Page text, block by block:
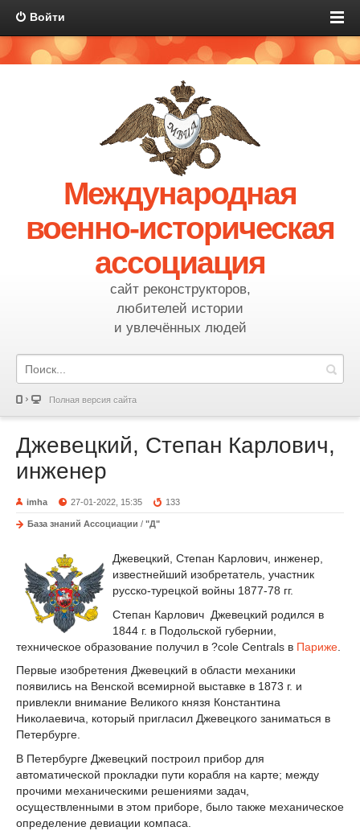
Войти
Международная
военно-историческая
ассоциация
сайт реконструкторов,
любителей истории
и увлечённых людей
Полная версия сайта
Джевецкий, Степан Карлович,
инженер
imha 27-01-2022, 15:35 133
База знаний Ассоциации / "Д"
Джевецкий, Степан Карлович, инженер,
известнейший изобретатель, участник
русско-турецкой войны 1877-78 гг.
Степан Карлович Джевецкий родился в
1844 г. в Подольской губернии,
техническое образование получил в ?cole Centrals в Париже
Первые изобретения Джевецкий в области механики
появились на Венской всемирной выставке в 1873 г. и
привлекли внимание Великого князя Константина
Николаевича, который пригласил Джевецкого заниматься в
Петербурге.
В Петербурге Джевецкий построил прибор для
автоматической прокладки пути корабля на карте; между
прочими механическими решениями задач,
осуществленными в этом приборе, было также механическое
определение девиации компаса.